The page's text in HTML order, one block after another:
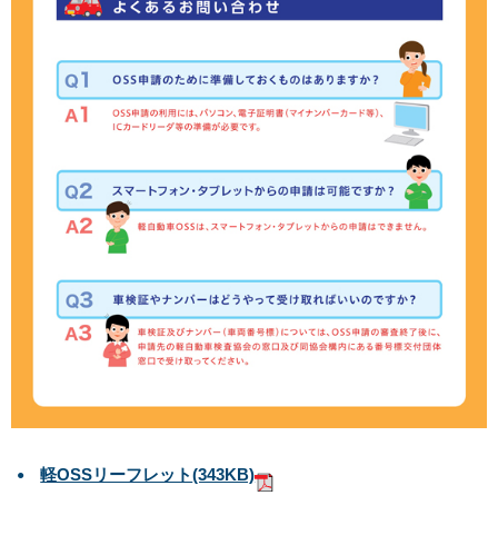
軽OSSリーフレット(343KB)